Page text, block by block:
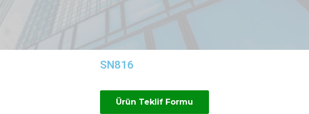
SN816
Ürün Teklif Formu